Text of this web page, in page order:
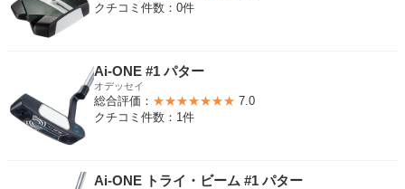
クチコミ件数：0件
Ai-ONE #1 パター
オデッセイ
総合評価： ★★★★★★★ 7.0
クチコミ件数：1件
Ai-ONE トライ・ビーム #1 パター